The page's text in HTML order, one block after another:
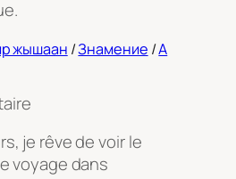
жышаан /Знамение /A
je rêve de voir le
voyage dans